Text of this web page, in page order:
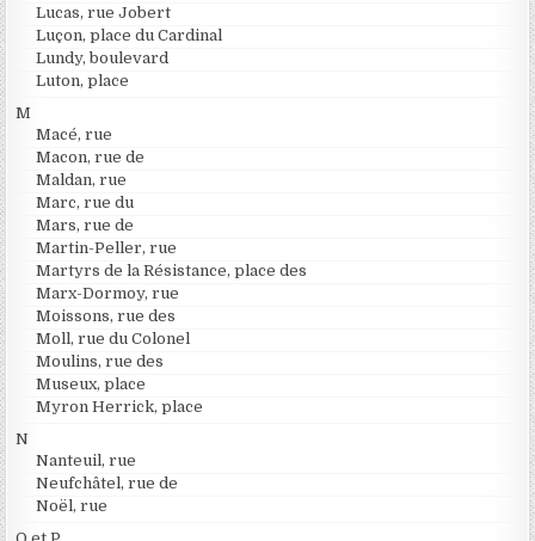
Lucas, rue Jobert
Luçon, place du Cardinal
Lundy, boulevard
Luton, place
M
Macé, rue
Macon, rue de
Maldan, rue
Marc, rue du
Mars, rue de
Martin-Peller, rue
Martyrs de la Résistance, place des
Marx-Dormoy, rue
Moissons, rue des
Moll, rue du Colonel
Moulins, rue des
Museux, place
Myron Herrick, place
N
Nanteuil, rue
Neufchâtel, rue de
Noël, rue